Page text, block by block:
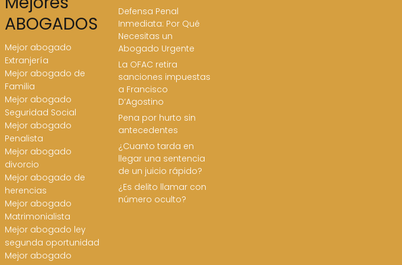
ABOGADOS
Mejor abogado
Extranjería
Mejor abogado de
Familia
Mejor abogado
Seguridad Social
Mejor abogado
Penalista
Mejor abogado
divorcio
Mejor abogado de
herencias
Mejor abogado
Matrimonialista
Mejor abogado ley
segunda oportunidad
Mejor abogado
Defensa Penal
Inmediata: Por Qué
Necesitas un
Abogado Urgente
La OFAC retira
sanciones impuestas
a Francisco
D’Agostino
Pena por hurto sin
antecedentes
¿Cuanto tarda en
llegar una sentencia
de un juicio rápido?
¿Es delito llamar con
número oculto?